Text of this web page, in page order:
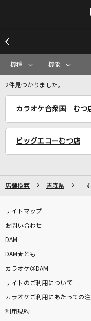
リアルタ
＝LOVE
ギブス
椎名林檎
FLAGS
機種 機能
2件見つかりました。
カラオケ合衆国 むつ
ビッグエコーむつ店
店舗検索 青森県 「
サイトマップ
お問い合わせ
DAM
DAM★とも
カラオケ＠DAM
サイトのご利用について
カラオケご利用にあたっての
利用規約